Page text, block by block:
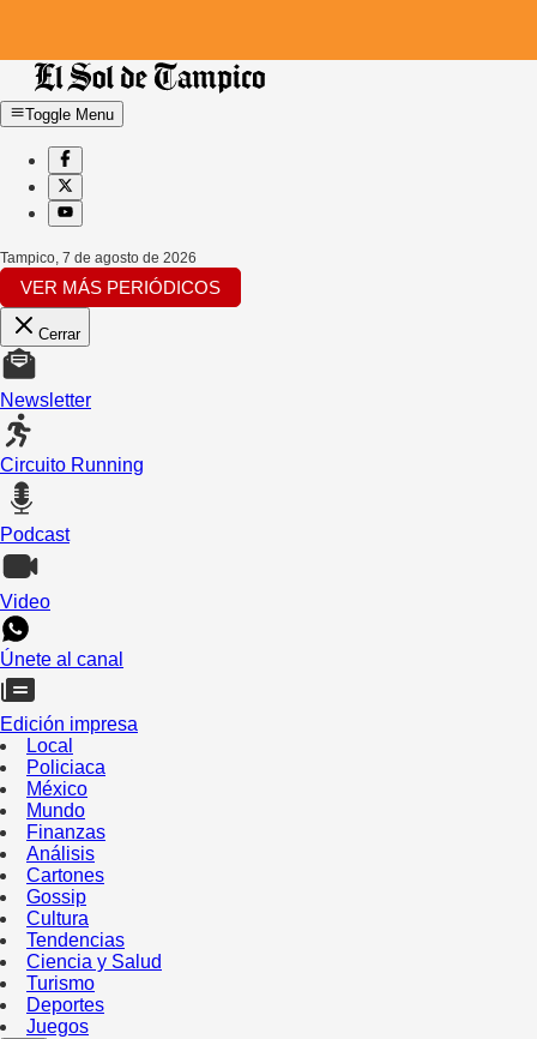
Toggle Menu
Tampico, 7 de agosto de 2026
VER MÁS PERIÓDICOS
Cerrar
Newsletter
Circuito Running
Podcast
Video
Únete al canal
Edición impresa
Local
Policiaca
México
Mundo
Finanzas
Análisis
Cartones
Gossip
Cultura
Tendencias
Ciencia y Salud
Turismo
Deportes
Juegos